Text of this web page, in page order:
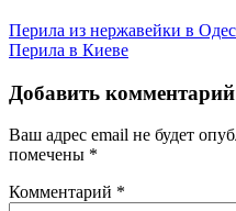
Перила из нержавейки в
Перила в Киеве
Добавить комментарий
Ваш адрес email не будет
помечены *
Комментарий *